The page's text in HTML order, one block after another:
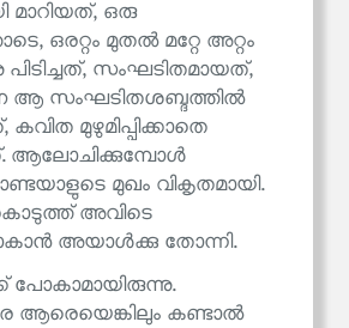
മാറിയത്, ഒരു
ഒരറ്റം മുതൽ മറ്റേ അറ്റം
സംഘടിതമായത്,
ആ സംഘടിതശബ്ദത്തിൽ
മുഴുമിപ്പിക്കാതെ
ആലോചിക്കുമ്പോൾ
മുഖം വികൃതമായി.
അവിടെ
അയാൾക്കു തോന്നി.
പോകാമായിരുന്നു.
ആരെയെങ്കിലും കണ്ടാൽ